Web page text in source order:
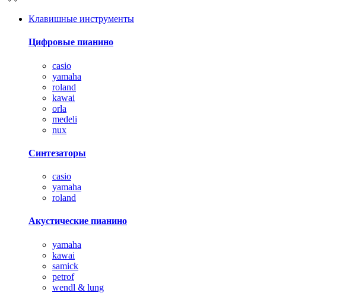
Клавишные инструменты
Цифровые пианино
casio
yamaha
roland
kawai
orla
medeli
nux
Синтезаторы
casio
yamaha
roland
Акустические пианино
yamaha
kawai
samick
petrof
wendl & lung